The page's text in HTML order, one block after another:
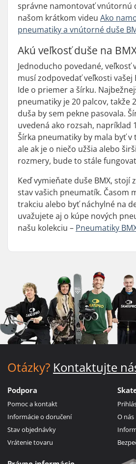
správne namontovať vnútornú
našom krátkom videu Ako
pneumatiky a vnútorné duše
Akú veľkosť duše na
Jednoducho povedané, veľkosť
musí zodpovedať veľkosti vašej
Ide o priemer a šírku.
pneumatiky je 20 palcov, takže
duša by sem pekne pasovala.
uvedená ako rozsah, napríklad
Šírka pneumatiky by mala byť
ale ak je o niečo užšia alebo
rozmery, bude to stále
Keď vymieňate duše BMX, stojí
stav vašich pneumatík. Časom
trakciu alebo byť náchylné na
uvažujete aj o kúpe nových
našu kolekciu – Pneumatiky
Otázky? Kontaktujte
Podpora
Pomoc a kontakt
Informácie o doručení
Stav objednávky
Vrátenie tovaru
O nás